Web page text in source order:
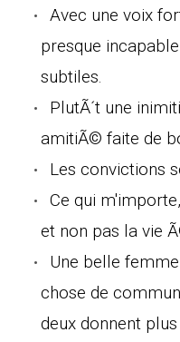
Avec une voix
presque
subtiles.
PlutÃ´t une
amitiÃ© faite de
Les convictions
Ce qui
et non pas la vie
Une belle
chose de
deux donnent